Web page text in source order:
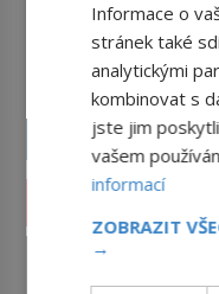
VĚDA A TECHNIKA
Informace o
stránek také
analytickými
kombinovat s
jste jim
vašem
informací
ZOBRAZIT
→